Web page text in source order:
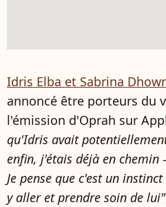
Idris Elba et Sabrina
annoncé être porteurs du
l'émission d'Oprah sur
qu'Idris avait
enfin, j'étais déjà en chemin
Je pense que c'est un
y aller et prendre soin de lui"